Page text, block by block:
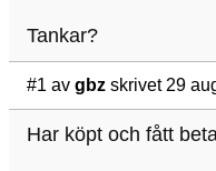
Tankar?
#1 av gbz skrivet 29
Har köpt och fått